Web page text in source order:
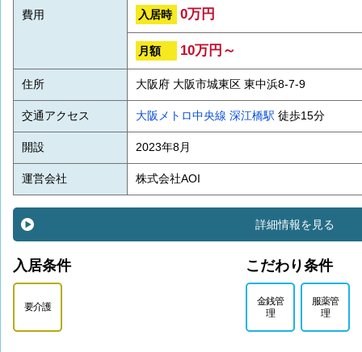
費用 入居時 0万円
月額 10万円～
住所 大阪府 大阪市城東区 東中浜8-7-9
交通アクセス 大阪メトロ中央線 深江橋駅 徒歩15分
開設 2023年8月
運営会社 株式会社AOI
詳細情報を見る
入居条件
要介護
こだわり条件
金銭管
理
服薬管
理